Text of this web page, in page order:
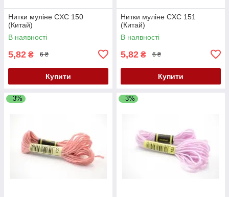
Нитки муліне CXC 150
(Китай)
В наявності
5,82 ₴ 6 ₴
Купити
Нитки муліне CXC 151
(Китай)
В наявності
5,82 ₴ 6 ₴
Купити
–3% –3%